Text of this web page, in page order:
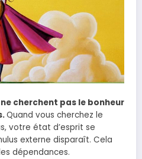
cherchent pas le bonheur
Quand vous cherchez le
votre état d’esprit se
externe disparaît. Cela
dépendances.